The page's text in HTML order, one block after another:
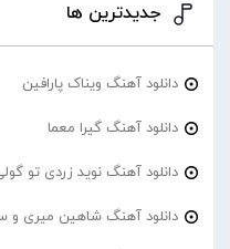
جدیدترین ها
دانلود آهنگ ویناک پارافین
دانلود آهنگ گیرا معما
دانلود آهنگ نوید زردی تو
دانلود آهنگ شاهین میری و